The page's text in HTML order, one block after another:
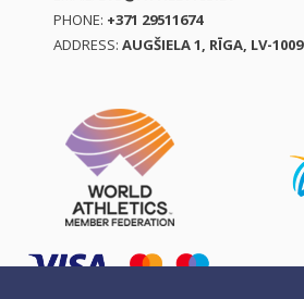
PHONE: +371 29511674
ADDRESS: AUGŠIELA 1, RĪGA, LV-1009